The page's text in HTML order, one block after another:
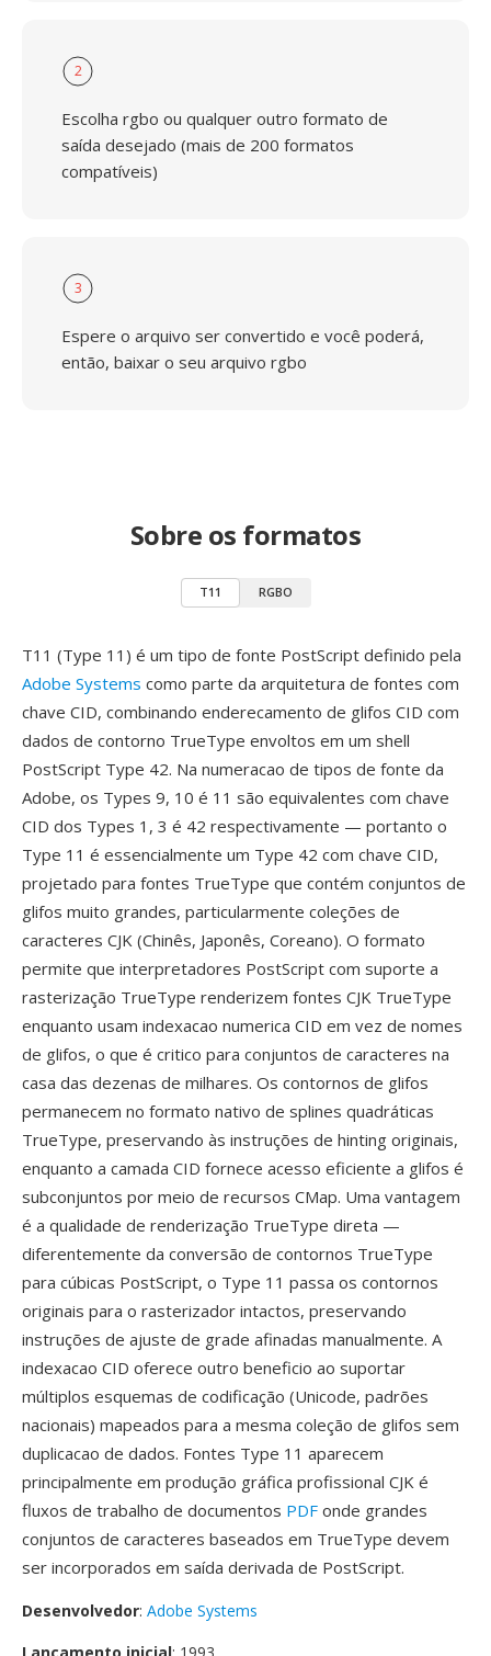
2
Escolha rgbo ou qualquer outro formato de
saída desejado (mais de 200 formatos
compatíveis)
3
Espere o arquivo ser convertido e você poderá,
então, baixar o seu arquivo rgbo
Sobre os formatos
T11 RGBO
T11 (Type 11) é um tipo de fonte PostScript definido pela
Adobe Systems como parte da arquitetura de fontes com
chave CID, combinando enderecamento de glifos CID com
dados de contorno TrueType envoltos em um shell
PostScript Type 42. Na numeracao de tipos de fonte da
Adobe, os Types 9, 10 é 11 são equivalentes com chave
CID dos Types 1, 3 é 42 respectivamente — portanto o
Type 11 é essencialmente um Type 42 com chave CID,
projetado para fontes TrueType que contém conjuntos de
glifos muito grandes, particularmente coleções de
caracteres CJK (Chinês, Japonês, Coreano). O formato
permite que interpretadores PostScript com suporte a
rasterização TrueType renderizem fontes CJK TrueType
enquanto usam indexacao numerica CID em vez de nomes
de glifos, o que é critico para conjuntos de caracteres na
casa das dezenas de milhares. Os contornos de glifos
permanecem no formato nativo de splines quadráticas
TrueType, preservando às instruções de hinting originais,
enquanto a camada CID fornece acesso eficiente a glifos é
subconjuntos por meio de recursos CMap. Uma vantagem
é a qualidade de renderização TrueType direta —
diferentemente da conversão de contornos TrueType
para cúbicas PostScript, o Type 11 passa os contornos
originais para o rasterizador intactos, preservando
instruções de ajuste de grade afinadas manualmente. A
indexacao CID oferece outro beneficio ao suportar
múltiplos esquemas de codificação (Unicode, padrões
nacionais) mapeados para a mesma coleção de glifos sem
duplicacao de dados. Fontes Type 11 aparecem
principalmente em produção gráfica profissional CJK é
fluxos de trabalho de documentos PDF onde grandes
conjuntos de caracteres baseados em TrueType devem
ser incorporados em saída derivada de PostScript.
Desenvolvedor: Adobe Systems